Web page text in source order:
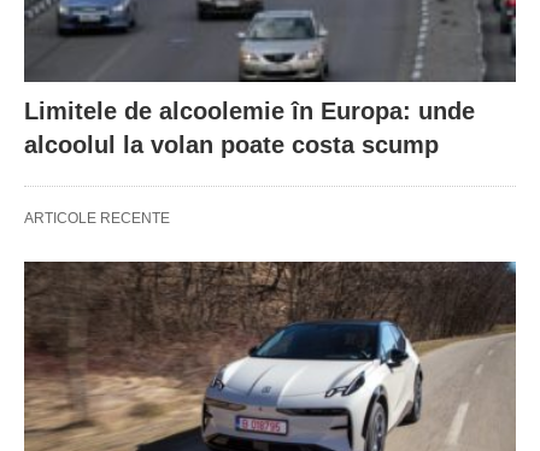
Limitele de alcoolemie în Europa: unde
alcoolul la volan poate costa scump
ARTICOLE RECENTE